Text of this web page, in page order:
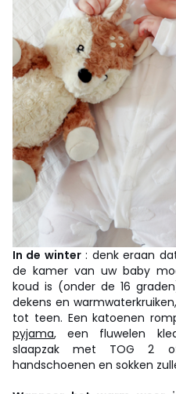
In de winter: denk eraan
de kamer van uw baby
koud is (onder de 16
dekens en
tot teen. Een katoenen
pyjama, een fluwelen
slaapzak met TOG 2
handschoenen en sokken